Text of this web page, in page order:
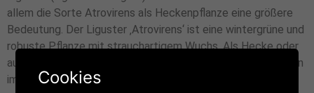
allem die Sorte Atrovirens als Heckenpflanze eine größere
Bedeutung. Der Liguster ‚Atrovirens‘ ist eine wintergrüne und
robuste Pflanze mit strauchartigem Wuchs. Als Hecke oder
auch als Einzelpflanze gehört er zu den attraktiven Gehölzen
im Garten.Cookies